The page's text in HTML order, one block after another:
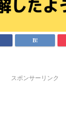
スポンサーリンク